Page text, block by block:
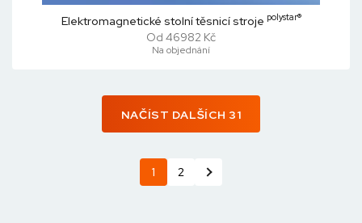
Elektromagnetické stolní těsnicí stroje polystar®
Od 46982 Kč
Na objednání
NAČÍST DALŠÍCH 31
1 2